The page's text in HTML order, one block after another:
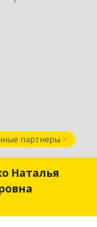
партнеры
НатальяНаталья
Владимировна